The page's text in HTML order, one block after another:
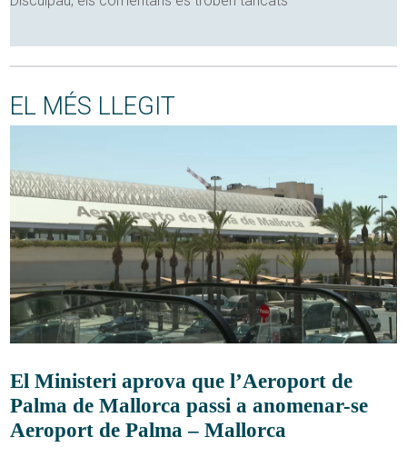
EL MÉS LLEGIT
El Ministeri aprova que l’Aeroport de
Palma de Mallorca passi a anomenar-se
Aeroport de Palma – Mallorca